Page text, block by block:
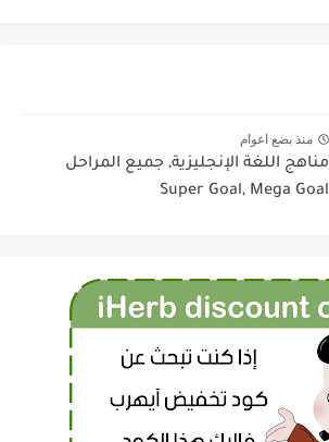
منذ بضع اعوام
مناهج اللغة الإنجليزية, جميع المراحل
Super Goal, Mega Goal